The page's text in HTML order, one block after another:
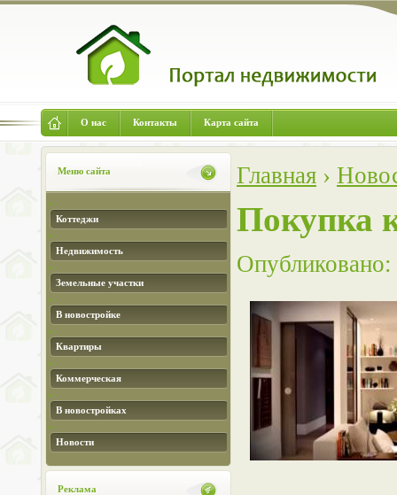
О нас Контакты Карта сайта
Меню сайта
Коттеджи
Недвижимость
Земельные участки
В новостройке
Квартиры
Коммерческая
В новостройках
Новости
Реклама
Главная ›
Покупка